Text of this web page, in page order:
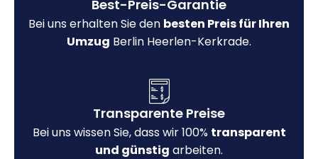
Best-Preis-Garantie
Bei uns erhalten Sie den besten Preis für Ihren
Umzug Berlin Heerlen-Kerkrade.
Transparente Preise
Bei uns wissen Sie, dass wir 100% transparent
und günstig arbeiten.